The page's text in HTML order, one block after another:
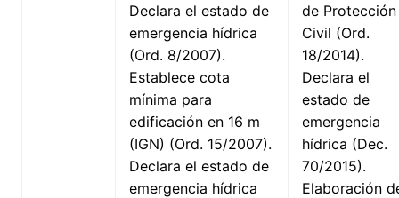
Declara el estado de
emergencia hídrica
(Ord. 8/2007).
Establece cota
mínima para
edificación en 16 m
(IGN) (Ord. 15/2007).
Declara el estado de
emergencia hídrica
de Protección
Civil (Ord.
18/2014).
Declara el
estado de
emergencia
hídrica (Dec.
70/2015).
Elaboración